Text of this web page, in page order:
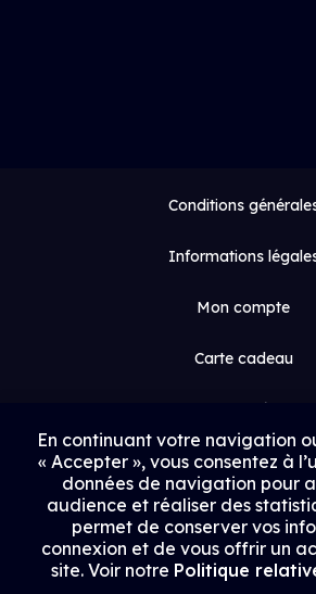
Conditions
Informations
Mon compte
Carte cadeau
Espace médias
Contact
Proposer un film
Rejoindre Uptrack
En continuant votre navigation
« Accepter », vous consentez à
données de navigation pour
audience et réaliser des
permet de conserver vos
connexion et de vous offrir un
site. Voir notre Politique